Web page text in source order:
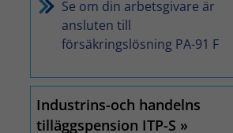
Se om din arbetsgivare är
ansluten till
försäkringslösning PA-91 F
Industrins-och handelns
tilläggspension ITP-S